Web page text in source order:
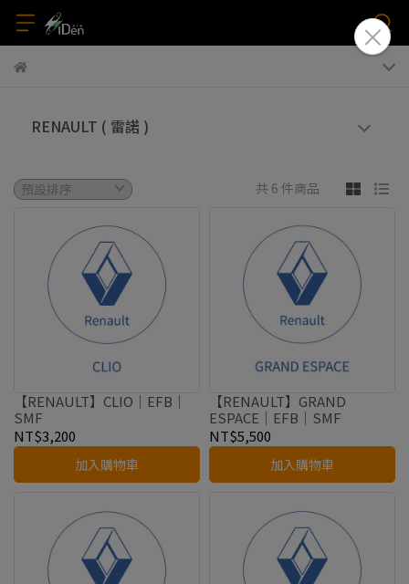
RENAULT ( 雷諾 )
共 6 件商品
【RENAULT】CLIO｜EFB｜
SMF
NT$3,200
加入購物車
【RENAULT】GRAND
ESPACE｜EFB｜SMF
NT$5,500
加入購物車